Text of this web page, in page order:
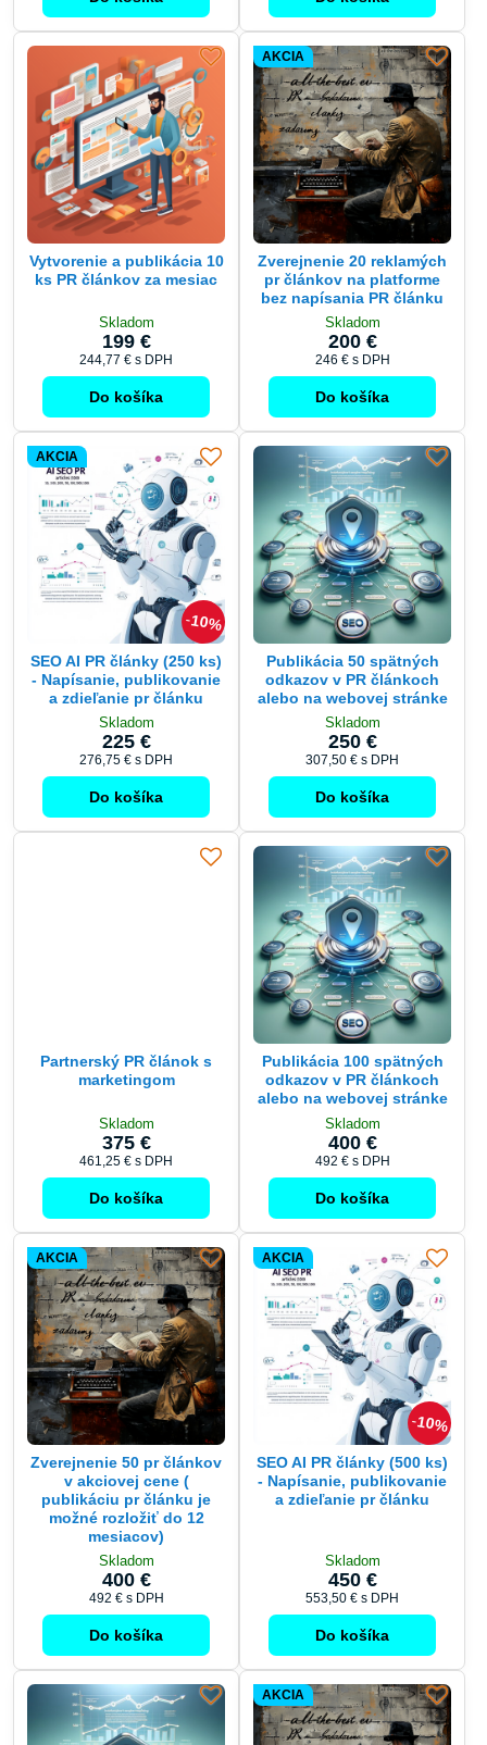
Vytvorenie a publikácia 10
ks PR článkov za mesiac
Skladom
199 €
244,77 € s DPH
Do košíka
AKCIA
Zverejnenie 20 reklamých
pr článkov na platforme
bez napísania PR článku
Skladom
200 €
246 € s DPH
Do košíka
10%
AKCIA
SEO AI PR články (250 ks)
- Napísanie, publikovanie
a zdieľanie pr článku
Skladom
225 €
276,75 € s DPH
Do košíka
Publikácia 50 spätných
odkazov v PR článkoch
alebo na webovej stránke
Skladom
250 €
307,50 € s DPH
Do košíka
Partnerský PR článok s
marketingom
Skladom
375 €
461,25 € s DPH
Do košíka
Publikácia 100 spätných
odkazov v PR článkoch
alebo na webovej stránke
Skladom
400 €
492 € s DPH
Do košíka
AKCIA
Zverejnenie 50 pr článkov
v akciovej cene (
publikáciu pr článku je
možné rozložiť do 12
mesiacov)
Skladom
400 €
492 € s DPH
Do košíka
10%
AKCIA
SEO AI PR články (500 ks)
- Napísanie, publikovanie
a zdieľanie pr článku
Skladom
450 €
553,50 € s DPH
Do košíka
AKCIA